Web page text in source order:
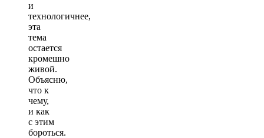
и
технологичнее,
эта
тема
остается
кромешно
живой.
Объясню,
что к
чему,
и как
с этим
бороться.